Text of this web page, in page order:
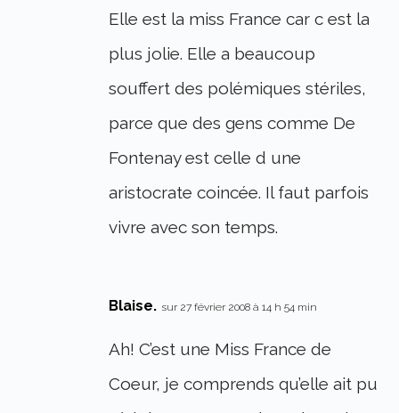
Elle est la miss France car c est la
plus jolie. Elle a beaucoup
souffert des polémiques stériles,
parce que des gens comme De
Fontenay est celle d une
aristocrate coincée. Il faut parfois
vivre avec son temps.
Blaise. sur 27 février 2008 à 14 h 54 min
Ah! C’est une Miss France de
Coeur, je comprends qu’elle ait pu